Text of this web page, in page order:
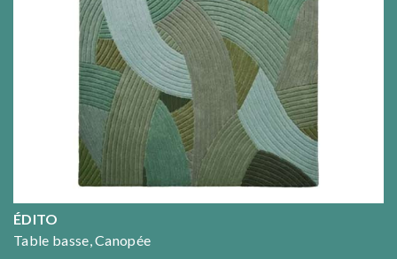
ÉDITO
Table basse, Canopée